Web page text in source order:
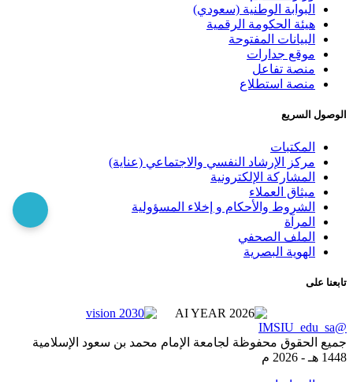
البوابة الوطنية (سعودي)
هيئة الحكومة الرقمية
البيانات المفتوحة
موقع جدارات
منصة تفاعل
منصة استطلاع
الوصول السريع
المكتبات
مركز الإرشاد النفسي والاجتماعي (عناية)
المشاركة الإلكترونية
ميثاق العملاء
الشروط والأحكام و إخلاء المسؤولية
المرآة
الملف الصحفي
الهوية البصرية
تابعنا على
@IMSIU_edu_sa
جميع الحقوق محفوظة لجامعة الإمام محمد بن سعود الإسلامية
1448 هـ -
2026 م